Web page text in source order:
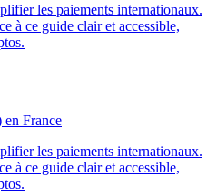
les paiements internationaux.
à ce guide clair et accessible,
France
les paiements internationaux.
à ce guide clair et accessible,